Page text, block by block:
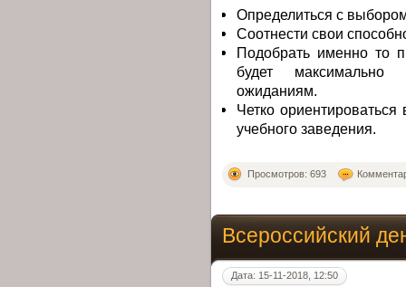
Определиться с
Соотнести свои
Подобрать именно то
будет максимально
ожиданиям.
Четко
учебного заведения.
Просмотров: 693
Всероссийский
Дата: 15-11-2018, 12:50